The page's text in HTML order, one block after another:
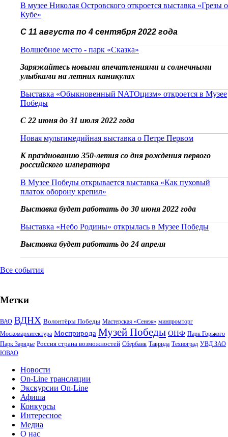
В музее Николая Островского откроется выставка «Грезы о
Кубе»
С 11 августа по 4 сентября 2022 года
Волшебное место - парк «Сказка»
Заряжайтесь новыми впечатлениями и солнечными
улыбками на летних каникулах
Выставка «Обыкновенный NATOцизм» откроется в Музее
Победы
С 22 июня до 31 июля 2022 года
Новая мультимедийная выставка о Петре Первом
К празднованию 350-летия со дня рождения первого
российского императора
В Музее Победы открывается выставка «Как пуховый
платок оборону крепил»
Выставка будет работать до 30 июня 2022 года
Выставка «Небо Родины» открылась в Музее Победы
Выставка будет работать до 24 апреля
Все события
Метки
ВАО ВДНХ Волонтёры Победы Мастерская «Сенеж» минпромторг
Москомархитектура Мосприрода Музей Победы ОНФ Парк Горького
Парк Зарядье Россия страна возможностей Сбербанк Таврида Техноград УВД ЗАО
ЮВАО
Новости
On-Line трансляции
Экскурсии On-Line
Афиша
Конкурсы
Интересное
Медиа
О нас